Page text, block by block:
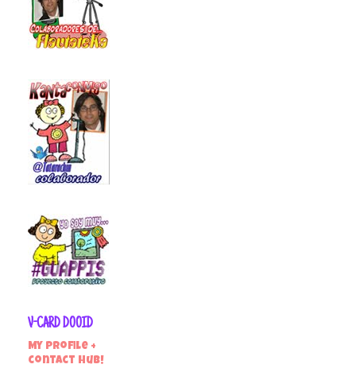
V-CARD DOOID
My profile +
contact hub!